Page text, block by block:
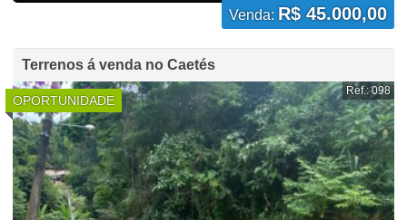
Venda: R$ 45.000,00
Terrenos á venda no Caetés
OPORTUNIDADE
Ref.: 098